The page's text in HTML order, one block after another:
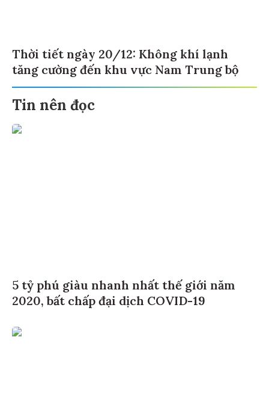
Thời tiết ngày 20/12: Không khí lạnh
tăng cường đến khu vực Nam Trung bộ
Tin nên đọc
5 tỷ phú giàu nhanh nhất thế giới năm
2020, bất chấp đại dịch COVID-19